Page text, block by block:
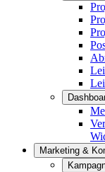
Marketing &